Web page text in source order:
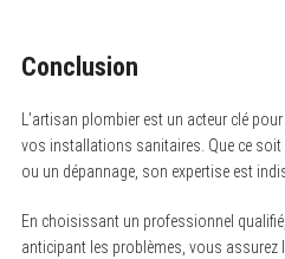
Conclusion
L’artisan plombier est un acteur clé
vos installations sanitaires. Que ce
ou un dépannage, son expertise est
En choisissant un professionnel
anticipant les problèmes, vous